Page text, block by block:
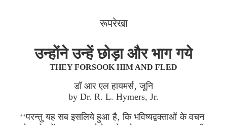
रूपरेखा
उन्होंने उन्हें छोड़ा और भाग गये
THEY FORSOOK HIM AND FLED
डॉ आर एल हायमर्स‚ जूनि
by Dr. R. L. Hymers, Jr.
‘‘परन्तु यह सब इसलिये हुआ है‚ कि भविष्यद्वक्ताओं के वचन